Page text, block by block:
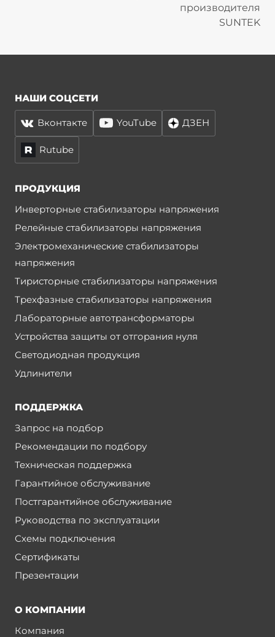
производителя
SUNTEK
НАШИ СОЦСЕТИ
Вконтакте YouTube ДЗЕН
Rutube
ПРОДУКЦИЯ
Инверторные стабилизаторы напряжения
Релейные стабилизаторы напряжения
Электромеханические стабилизаторы
напряжения
Тиристорные стабилизаторы напряжения
Трехфазные стабилизаторы напряжения
Лабораторные автотрансформаторы
Устройства защиты от отгорания нуля
Светодиодная продукция
Удлинители
ПОДДЕРЖКА
Запрос на подбор
Рекомендации по подбору
Техническая поддержка
Гарантийное обслуживание
Постгарантийное обслуживание
Руководства по эксплуатации
Схемы подключения
Сертификаты
Презентации
О КОМПАНИИ
Компания